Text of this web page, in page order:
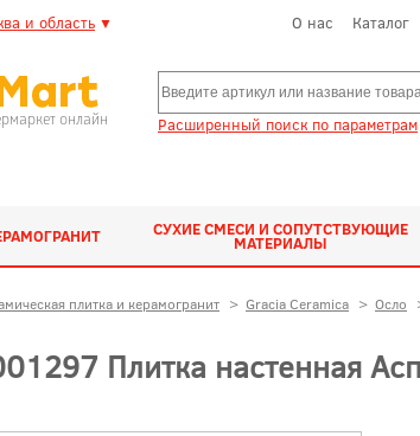
и область ▼ О нас Каталог
онлайн Расширенный поиск по параметрам
СУХИЕ СМЕСИ И СОПУТСТВУЮЩИЕ
МАТЕРИАЛЫ
плитка и керамогранит > Gracia Ceramica > Осло
Плитка настенная